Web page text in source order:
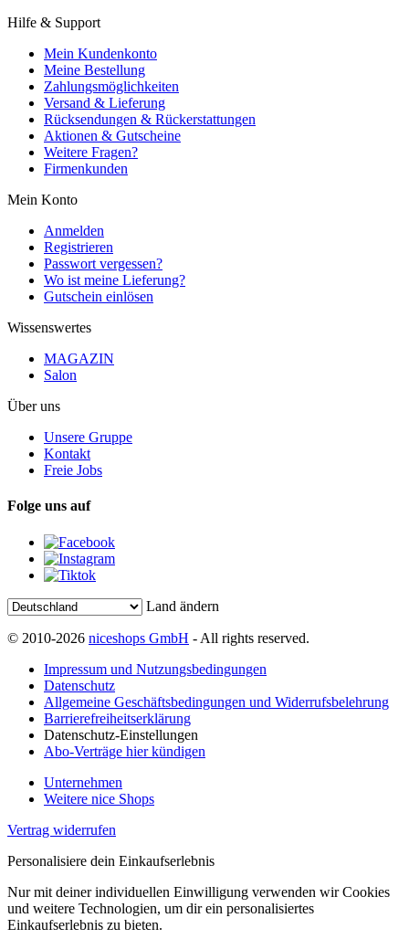
Hilfe & Support
Mein Kundenkonto
Meine Bestellung
Zahlungsmöglichkeiten
Versand & Lieferung
Rücksendungen & Rückerstattungen
Aktionen & Gutscheine
Weitere Fragen?
Firmenkunden
Mein Konto
Anmelden
Registrieren
Passwort vergessen?
Wo ist meine Lieferung?
Gutschein einlösen
Wissenswertes
MAGAZIN
Salon
Über uns
Unsere Gruppe
Kontakt
Freie Jobs
Folge uns auf
Land ändern
© 2010-2026 niceshops GmbH - All rights reserved.
Impressum und Nutzungsbedingungen
Datenschutz
Allgemeine Geschäftsbedingungen und Widerrufsbelehrung
Barrierefreiheitserklärung
Datenschutz-Einstellungen
Abo-Verträge hier kündigen
Unternehmen
Weitere nice Shops
Vertrag widerrufen
Personalisiere dein Einkaufserlebnis
Nur mit deiner individuellen Einwilligung verwenden wir Cookies
und weitere Technologien, um dir ein personalisiertes
Einkaufserlebnis zu bieten.